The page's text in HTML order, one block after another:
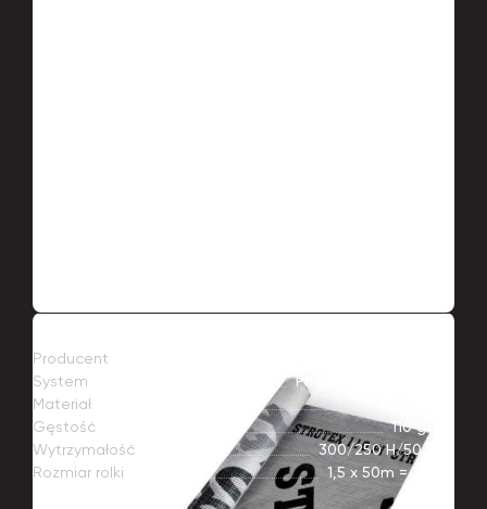
Producent
System
Paroizolacja STROTEX
Materiał
Gęstość
110 g/m²
Wytrzymałość
300/250 Н/50 mm
Rozmiar rolki
1,5 х 50m = 75 m²